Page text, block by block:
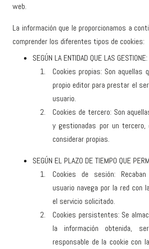
web.
La información que le proporcionamos a
comprender los diferentes tipos de cookies:
SEGÚN LA ENTIDAD QUE LAS GESTIONE:
Cookies propias: Son aquellas
propio editor para prestar el
usuario.
Cookies de tercero: Son
y gestionadas por un
considerar propias.
SEGÚN EL PLAZO DE TIEMPO QUE
Cookies de sesión:
usuario navega por la red con
el servicio solicitado.
Cookies persistentes: Se
la información obtenida,
responsable de la cookie con